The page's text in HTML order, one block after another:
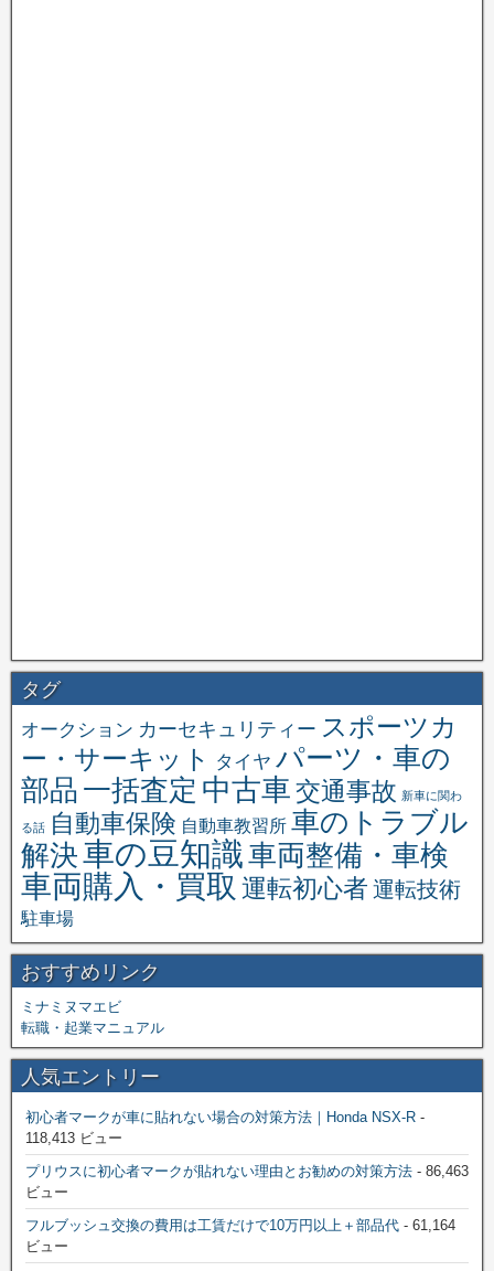
タグ
オークション カーセキュリティー スポーツカ
ー・サーキット
タイヤ パーツ・車の
部品 一括査定 中古車 交通事故 新車に関わ
る話 自動車保険 自動車教習所 車のトラブル
解決車の豆知識車両整備・車検
車両購入・買取 運転初心者 運転技術
駐車場
おすすめリンク
ミナミヌマエビ
転職・起業マニュアル
人気エントリー
初心者マークが車に貼れない場合の対策方法｜Honda NSX-R -
118,413 ビュー
プリウスに初心者マークが貼れない理由とお勧めの対策方法 - 86,463
ビュー
フルブッシュ交換の費用は工賃だけで10万円以上＋部品代 - 61,164
ビュー